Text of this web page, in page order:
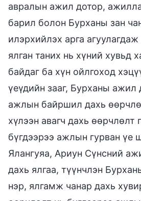
авралын ажил дотор,
барил болон Бурханы зан
илэрхийлэх арга
ялган таних нь хүний хувьд
байдаг ба хүн ойлгоход
үеүдийн зааг, Бурханы ажил
ажлын байршил дахь
хүлээн авагч дахь өөрчлөлт
бүгдээрээ ажлын гурван үе
Ялангуяа, Ариун Сүнсний
дахь ялгаа, түүнчлэн
нэр, ялгамж чанар дахь